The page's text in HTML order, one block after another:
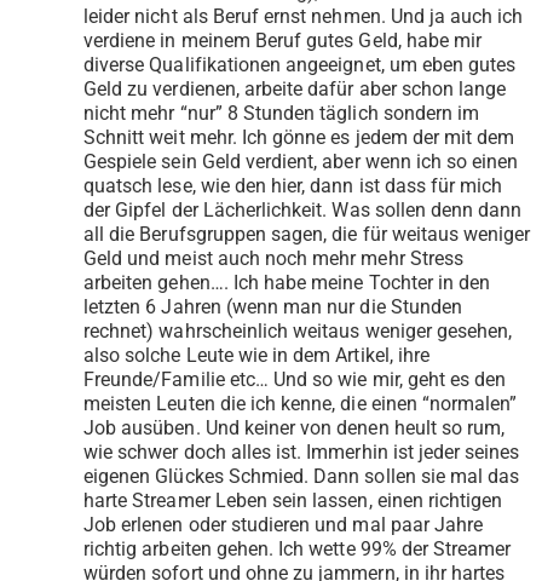
leider nicht als Beruf ernst nehmen. Und ja auch ich
verdiene in meinem Beruf gutes Geld, habe mir
diverse Qualifikationen angeeignet, um eben gutes
Geld zu verdienen, arbeite dafür aber schon lange
nicht mehr “nur” 8 Stunden täglich sondern im
Schnitt weit mehr. Ich gönne es jedem der mit dem
Gespiele sein Geld verdient, aber wenn ich so einen
quatsch lese, wie den hier, dann ist dass für mich
der Gipfel der Lächerlichkeit. Was sollen denn dann
all die Berufsgruppen sagen, die für weitaus weniger
Geld und meist auch noch mehr mehr Stress
arbeiten gehen…. Ich habe meine Tochter in den
letzten 6 Jahren (wenn man nur die Stunden
rechnet) wahrscheinlich weitaus weniger gesehen,
also solche Leute wie in dem Artikel, ihre
Freunde/Familie etc… Und so wie mir, geht es den
meisten Leuten die ich kenne, die einen “normalen”
Job ausüben. Und keiner von denen heult so rum,
wie schwer doch alles ist. Immerhin ist jeder seines
eigenen Glückes Schmied. Dann sollen sie mal das
harte Streamer Leben sein lassen, einen richtigen
Job erlenen oder studieren und mal paar Jahre
richtig arbeiten gehen. Ich wette 99% der Streamer
würden sofort und ohne zu jammern, in ihr hartes